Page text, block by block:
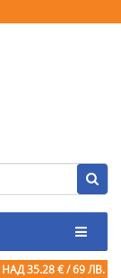
НАД 35.28 € / 69 ЛВ.